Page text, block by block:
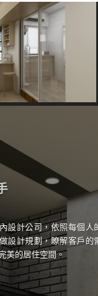
設計公司，依照每個人
設計規劃，瞭解客戶的
美的居住空間。